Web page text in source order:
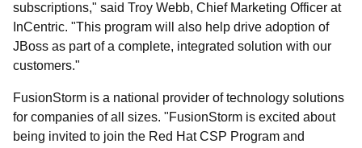
subscriptions," said Troy Webb, Chief Marketing Officer at
InCentric. "This program will also help drive adoption of
JBoss as part of a complete, integrated solution with our
customers."
FusionStorm is a national provider of technology solutions
for companies of all sizes. "FusionStorm is excited about
being invited to join the Red Hat CSP Program and